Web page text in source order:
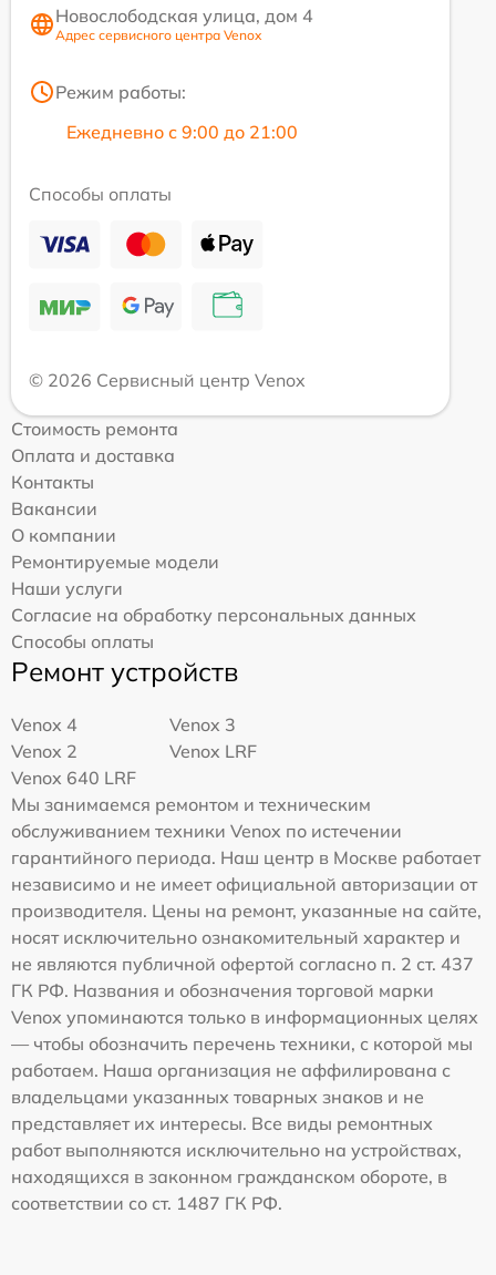
Новослободская улица, дом 4
Адрес сервисного центра Venox
Режим работы:
Ежедневно с 9:00 до 21:00
Способы оплаты
© 2026 Сервисный центр Venox
Стоимость ремонта
Оплата и доставка
Контакты
Вакансии
О компании
Ремонтируемые модели
Наши услуги
Согласие на обработку персональных данных
Способы оплаты
Ремонт устройств
Venox 4
Venox 3
Venox 2
Venox LRF
Venox 640 LRF
Мы занимаемся ремонтом и техническим
обслуживанием техники Venox по истечении
гарантийного периода. Наш центр в Москве работает
независимо и не имеет официальной авторизации от
производителя. Цены на ремонт, указанные на сайте,
носят исключительно ознакомительный характер и
не являются публичной офертой согласно п. 2 ст. 437
ГК РФ. Названия и обозначения торговой марки
Venox упоминаются только в информационных целях
— чтобы обозначить перечень техники, с которой мы
работаем. Наша организация не аффилирована с
владельцами указанных товарных знаков и не
представляет их интересы. Все виды ремонтных
работ выполняются исключительно на устройствах,
находящихся в законном гражданском обороте, в
соответствии со ст. 1487 ГК РФ.